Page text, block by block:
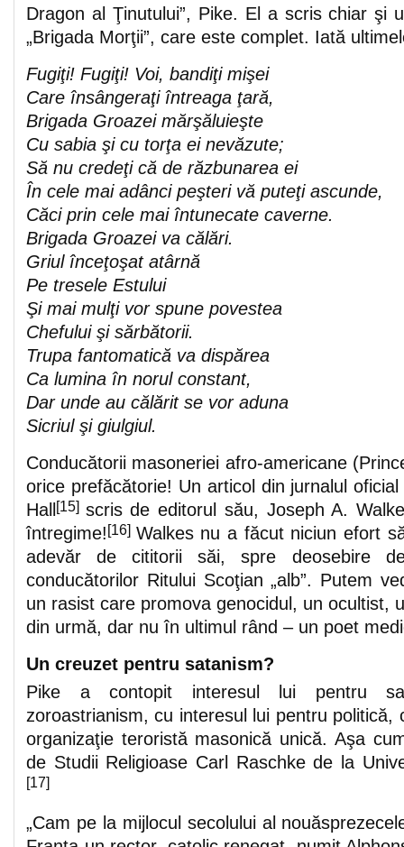
Dragon al Ţinutului”, Pike. El a scris chiar şi
„Brigada Morţii”, care este complet. Iată
Fugiţi! Fugiţi! Voi, bandiţi mişei
Care însângeraţi întreaga ţară,
Brigada Groazei mărşăluieşte
Cu sabia şi cu torţa ei nevăzute;
Să nu credeţi că de răzbunarea ei
În cele mai adânci peşteri vă puteţi ascunde,
Căci prin cele mai întunecate caverne.
Brigada Groazei va călări.
Griul înceţoşat atârnă
Pe tresele Estului
Şi mai mulţi vor spune povestea
Chefului şi sărbătorii.
Trupa fantomatică va dispărea
Ca lumina în norul constant,
Dar unde au călărit se vor aduna
Sicriul şi giulgiul.
Conducătorii masoneriei afro-americane
orice prefăcătorie! Un articol din jurnalul
Hall [15] scris de editorul său, Joseph A.
întregime![16] Walkes nu a făcut niciun efort
adevăr de cititorii săi, spre deosebire
conducătorilor Ritului Scoţian „alb”. Putem
un rasist care promova genocidul, un ocultist,
din urmă, dar nu în ultimul rând – un poet
Un creuzet pentru satanism?
Pike a contopit interesul lui pentru
zoroastrianism, cu interesul lui pentru politică,
organizaţie teroristă masonică unică. Aşa
de Studii Religioase Carl Raschke de la
[17]
„Cam pe la mijlocul secolului al